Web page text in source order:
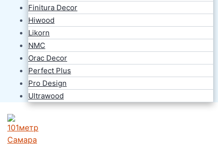
Finitura Decor
Hiwood
Likorn
NMC
Orac Decor
Perfect Plus
Pro Design
Ultrawood